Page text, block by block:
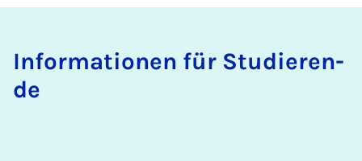
In­for­ma­ti­o­nen für Stu­die­ren­
de